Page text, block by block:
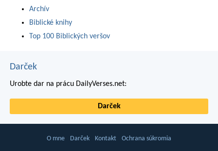
Archív
Biblické knihy
Top 100 Biblických veršov
Darček
Urobte dar na prácu DailyVerses.net:
Darček
O mne Darček Kontakt Ochrana súkromia